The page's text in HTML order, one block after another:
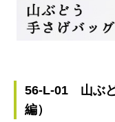
56-L-01 山ぶ
編）